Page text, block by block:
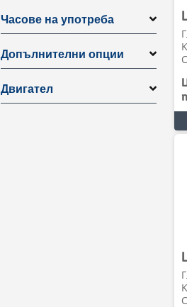
Часове на употреба
Допълнителни опции
Двигател